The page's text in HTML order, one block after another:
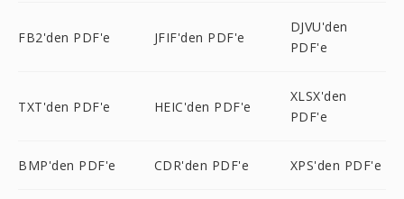
FB2'den PDF'e JFIF'den PDF'e
DJVU'den
PDF'e
TXT'den PDF'e HEIC'den PDF'e
XLSX'den
PDF'e
BMP'den PDF'e CDR'den PDF'e XPS'den PDF'e